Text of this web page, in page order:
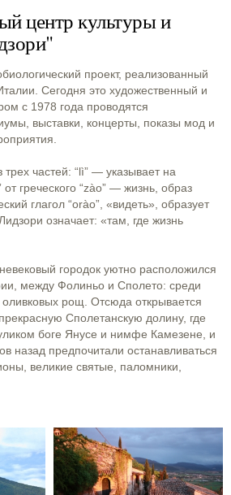
центр культуры и
проект, реализованный
Сегодня это художественный и
с 1978 года проводятся
выставки, концерты, показы мод и
частей: “lì” — указывает на
от греческого “zào” — жизнь, образ
глагол “orào”, «видеть», образует
означает: «там, где жизнь
городок уютно расположился
между Фолиньо и Сполето: среди
оливковых рощ. Отсюда открывается
Сполетанскую долину, где
боге Янусе и нимфе Камезене, и
назад предпочитали останавливаться
великие святые, паломники,